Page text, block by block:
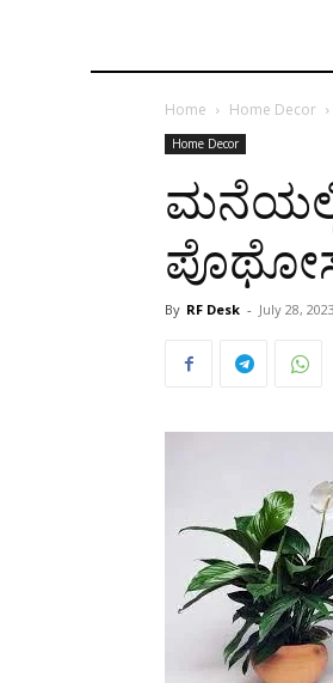
Home Home Decor
Home Decor
By RF Desk - July 28, 2023